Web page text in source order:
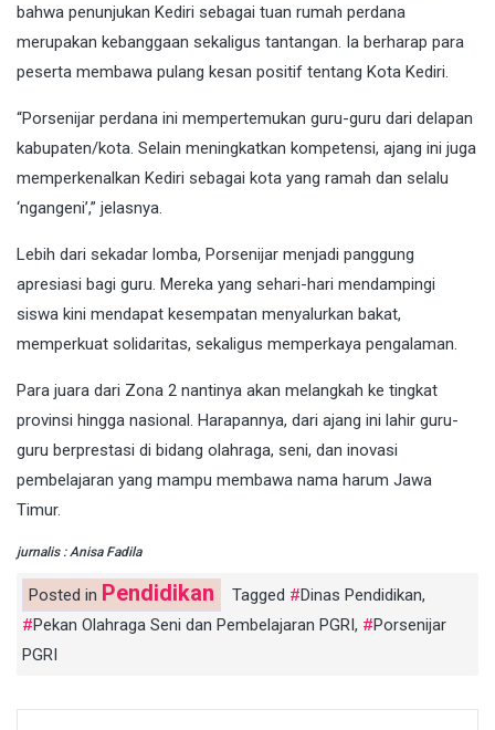
bahwa penunjukan Kediri sebagai tuan rumah perdana
merupakan kebanggaan sekaligus tantangan. Ia berharap para
peserta membawa pulang kesan positif tentang Kota Kediri.
“Porsenijar perdana ini mempertemukan guru-guru dari delapan
kabupaten/kota. Selain meningkatkan kompetensi, ajang ini juga
memperkenalkan Kediri sebagai kota yang ramah dan selalu
‘ngangeni’,” jelasnya.
Lebih dari sekadar lomba, Porsenijar menjadi panggung
apresiasi bagi guru. Mereka yang sehari-hari mendampingi
siswa kini mendapat kesempatan menyalurkan bakat,
memperkuat solidaritas, sekaligus memperkaya pengalaman.
Para juara dari Zona 2 nantinya akan melangkah ke tingkat
provinsi hingga nasional. Harapannya, dari ajang ini lahir guru-
guru berprestasi di bidang olahraga, seni, dan inovasi
pembelajaran yang mampu membawa nama harum Jawa
Timur.
jurnalis : Anisa Fadila
Posted in Pendidikan Tagged Dinas Pendidikan,
Pekan Olahraga Seni dan Pembelajaran PGRI,
Porsenijar
PGRI